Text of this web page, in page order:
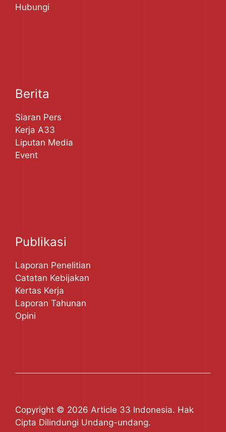
Hubungi
Berita
Siaran Pers
Kerja A33
Liputan Media
Event
Publikasi
Laporan Penelitian
Catatan Kebijakan
Kertas Kerja
Laporan Tahunan
Opini
Copyright © 2026 Article 33 Indonesia. Hak
Cipta Dilindungi Undang-undang.